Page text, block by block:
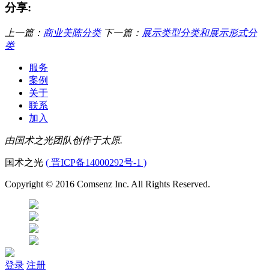
分享:
上一篇： 商业美陈分类 下一篇： 展示类型分类和展示形式分
类
服务
案例
关于
联系
加入
由国术之光团队创作于太原.
国术之光 ( 晋ICP备14000292号-1 )
Copyright © 2016 Comsenz Inc. All Rights Reserved.
登录 注册